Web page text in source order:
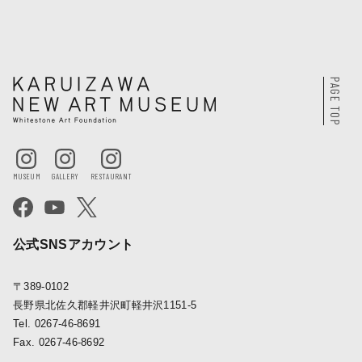
公式SNSアカウント
〒389-0102
長野県北佐久郡軽井沢町軽井沢1151-5
Tel. 0267-46-8691
Fax. 0267-46-8692
PAGE TOP